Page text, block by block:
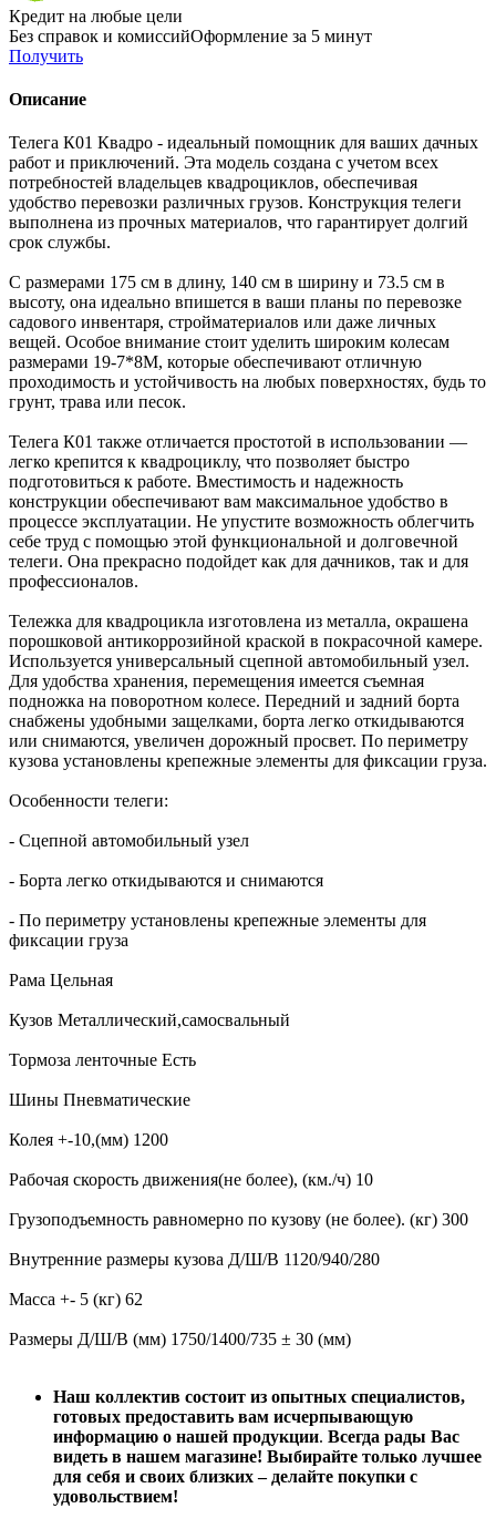
Кредит на любые цели
Без справок и комиссийОформление за 5 минут
Получить
Описание
Телега К01 Квадро - идеальный помощник для ваших дачных
работ и приключений. Эта модель создана с учетом всех
потребностей владельцев квадроциклов, обеспечивая
удобство перевозки различных грузов. Конструкция телеги
выполнена из прочных материалов, что гарантирует долгий
срок службы.
С размерами 175 см в длину, 140 см в ширину и 73.5 см в
высоту, она идеально впишется в ваши планы по перевозке
садового инвентаря, стройматериалов или даже личных
вещей. Особое внимание стоит уделить широким колесам
размерами 19-7*8М, которые обеспечивают отличную
проходимость и устойчивость на любых поверхностях, будь то
грунт, трава или песок.
Телега К01 также отличается простотой в использовании —
легко крепится к квадроциклу, что позволяет быстро
подготовиться к работе. Вместимость и надежность
конструкции обеспечивают вам максимальное удобство в
процессе эксплуатации. Не упустите возможность облегчить
себе труд с помощью этой функциональной и долговечной
телеги. Она прекрасно подойдет как для дачников, так и для
профессионалов.
Тележка для квадроцикла изготовлена из металла, окрашена
порошковой антикоррозийной краской в покрасочной камере.
Используется универсальный сцепной автомобильный узел.
Для удобства хранения, перемещения имеется съемная
подножка на поворотном колесе. Передний и задний борта
снабжены удобными защелками, борта легко откидываются
или снимаются, увеличен дорожный просвет. По периметру
кузова установлены крепежные элементы для фиксации груза.
Особенности телеги:
- Сцепной автомобильный узел
- Борта легко откидываются и снимаются
- По периметру установлены крепежные элементы для
фиксации груза
Рама Цельная
Кузов Металлический,самосвальный
Тормоза ленточные Есть
Шины Пневматические
Колея +-10,(мм) 1200
Рабочая скорость движения(не более), (км./ч) 10
Грузоподъемность равномерно по кузову (не более). (кг) 300
Внутренние размеры кузова Д/Ш/В 1120/940/280
Масса +- 5 (кг) 62
Размеры Д/Ш/В (мм) 1750/1400/735 ± 30 (мм)
Наш коллектив состоит из опытных специалистов,
готовых предоставить вам исчерпывающую
информацию о нашей продукции. Всегда рады Вас
видеть в нашем магазине! Выбирайте только лучшее
для себя и своих близких – делайте покупки с
удовольствием!